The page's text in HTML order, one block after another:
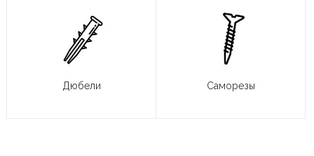
Дюбели Саморезы